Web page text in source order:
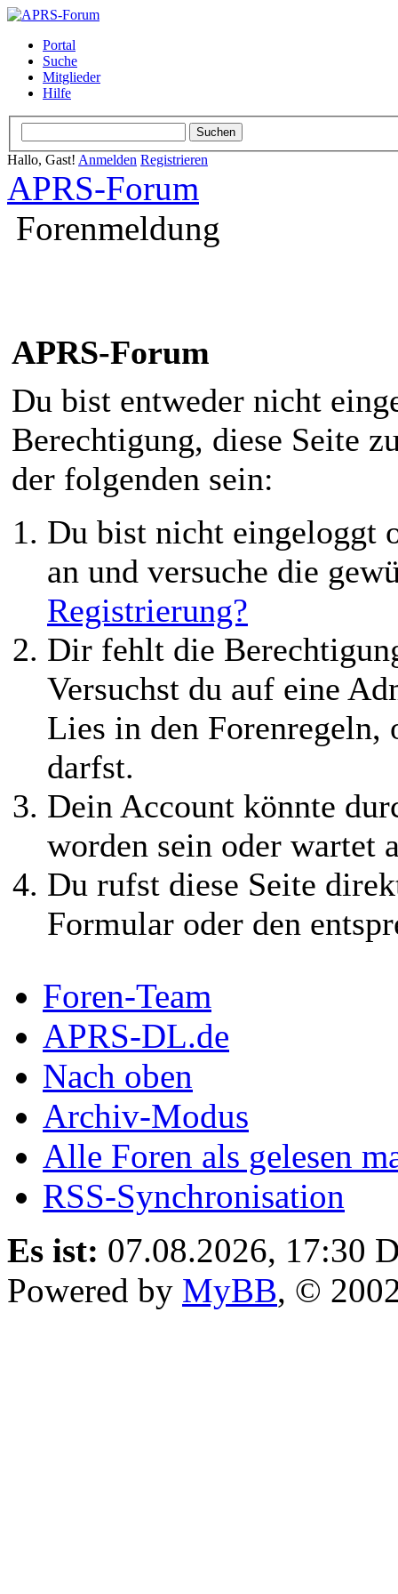
Portal
Suche
Mitglieder
Hilfe
Hallo, Gast! Anmelden Registrieren
APRS-Forum
Forenmeldung
APRS-Forum
Du bist entweder nicht
Berechtigung, diese Seite
der folgenden sein:
Du bist nicht eingeloggt
an und versuche die
Registrierung?
Dir fehlt die
Versuchst du auf eine
Lies in den Forenregeln,
darfst.
Dein Account könnte
worden sein oder wartet
Du rufst diese Seite
Formular oder den
Foren-Team
APRS-DL.de
Nach oben
Archiv-Modus
Alle Foren als gelesen
RSS-Synchronisation
Es ist: 07.08.2026, 17:30
Powered by MyBB, ©